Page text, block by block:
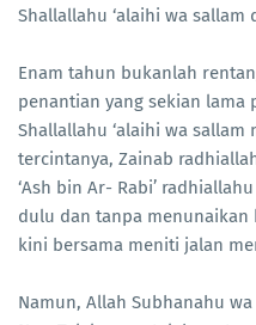
Shallallahu ‘alaihi wa sallam
Enam tahun bukanlah
penantian yang sekian lama
Shallallahu ‘alaihi wa
tercintanya, Zainab
‘Ash bin Ar- Rabi’
dulu dan tanpa menunaikan
kini bersama meniti jalan
Namun, Allah Subhanahu